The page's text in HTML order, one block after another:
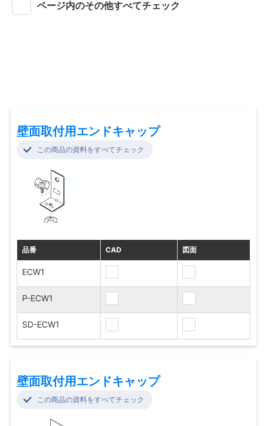
ページ内のその他すべてチェック
壁面取付用エンドキャップ
この商品の資料をすべてチェック
品番 CAD 図面
ECW1
P-ECW1
SD-ECW1
壁面取付用エンドキャップ
この商品の資料をすべてチェック